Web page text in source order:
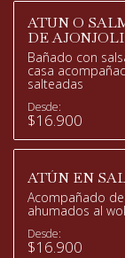
ATUN O
DE AJONJOLI
Bañado con
casa
salteadas
Desde:
$16.900
ATÚN EN
Acompañado
ahumados al
Desde:
$16.900